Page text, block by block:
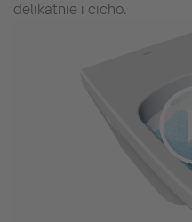
delikatnie i cicho.